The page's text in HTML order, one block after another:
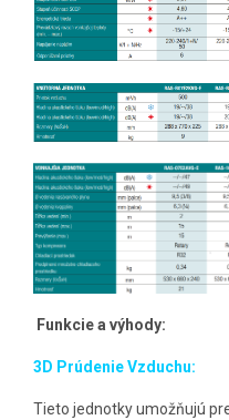
Funkcie a výhody:
3D Prúdenie Vzduchu:
Tieto jednotky umožňujú